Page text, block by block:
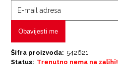
Obavijesti me
Šifra proizvoda: 542621
Status: Trenutno nema na zalihi!